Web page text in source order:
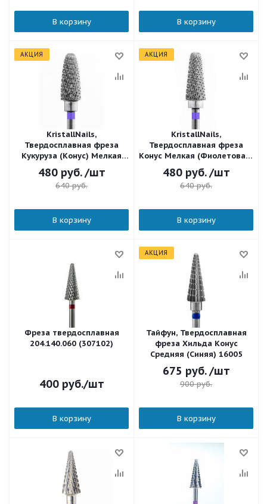
В корзину В корзину
АКЦИЯ
KristallNails,
Твердосплавная фреза
Кукуруза (Конус) Мелкая
(Фиолетовая) 23236
480руб. /шт
640руб.
В корзину
АКЦИЯ
KristallNails,
Твердосплавная фреза
Конус Мелкая (Фиолетовая)
23360 (500.104.201.145.060)
480руб. /шт
640руб.
В корзину
Фреза твердосплавная
204.140.060 (307102)
400руб./шт
В корзину
АКЦИЯ
Тайфун, Твердосплавная
фреза Хильда Конус
Средняя (Синяя) 16005
675 руб. /шт
900руб.
В корзину